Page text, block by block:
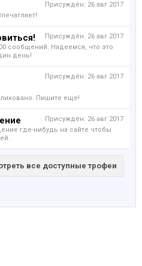
Присуждён: 26 авг 2017
Присуждён: 26 авг 2017
сообщений. Надеемся, что это
день!
Присуждён: 26 авг 2017
Пишите еще!
Присуждён: 26 авг 2017
где-нибудь на сайте чтобы
все доступные трофеи